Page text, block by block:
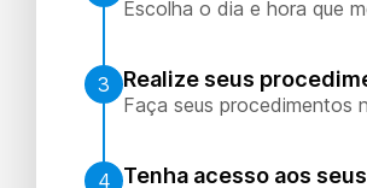
Escolha o dia e hora que
3 Realize seus
Faça seus procedimentos
4 Tenha acesso aos